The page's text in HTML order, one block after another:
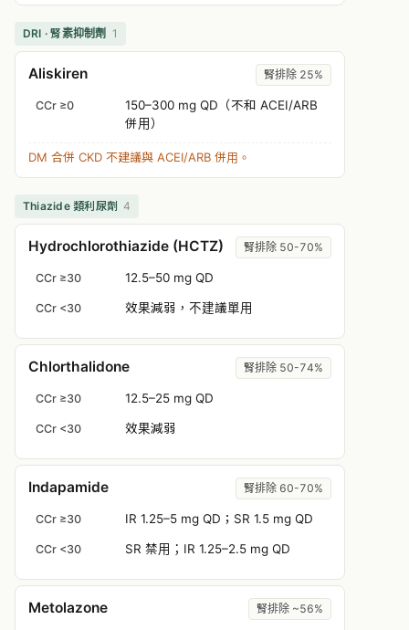
DRI · 腎素抑制劑 1
Aliskiren 腎排除 25%
CCr ≥0
150–300 mg QD（不和 ACEI/ARB
併用）
DM 合併 CKD 不建議與 ACEI/ARB 併用。
Thiazide 類利尿劑 4
Hydrochlorothiazide (HCTZ) 腎排除 50-70%
CCr ≥30 12.5–50 mg QD
CCr <30 效果減弱，不建議單用
Chlorthalidone 腎排除 50-74%
CCr ≥30 12.5–25 mg QD
CCr <30 效果減弱
Indapamide 腎排除 60-70%
CCr ≥30 IR 1.25–5 mg QD；SR 1.5 mg QD
CCr <30 SR 禁用；IR 1.25–2.5 mg QD
Metolazone 腎排除 ~56%